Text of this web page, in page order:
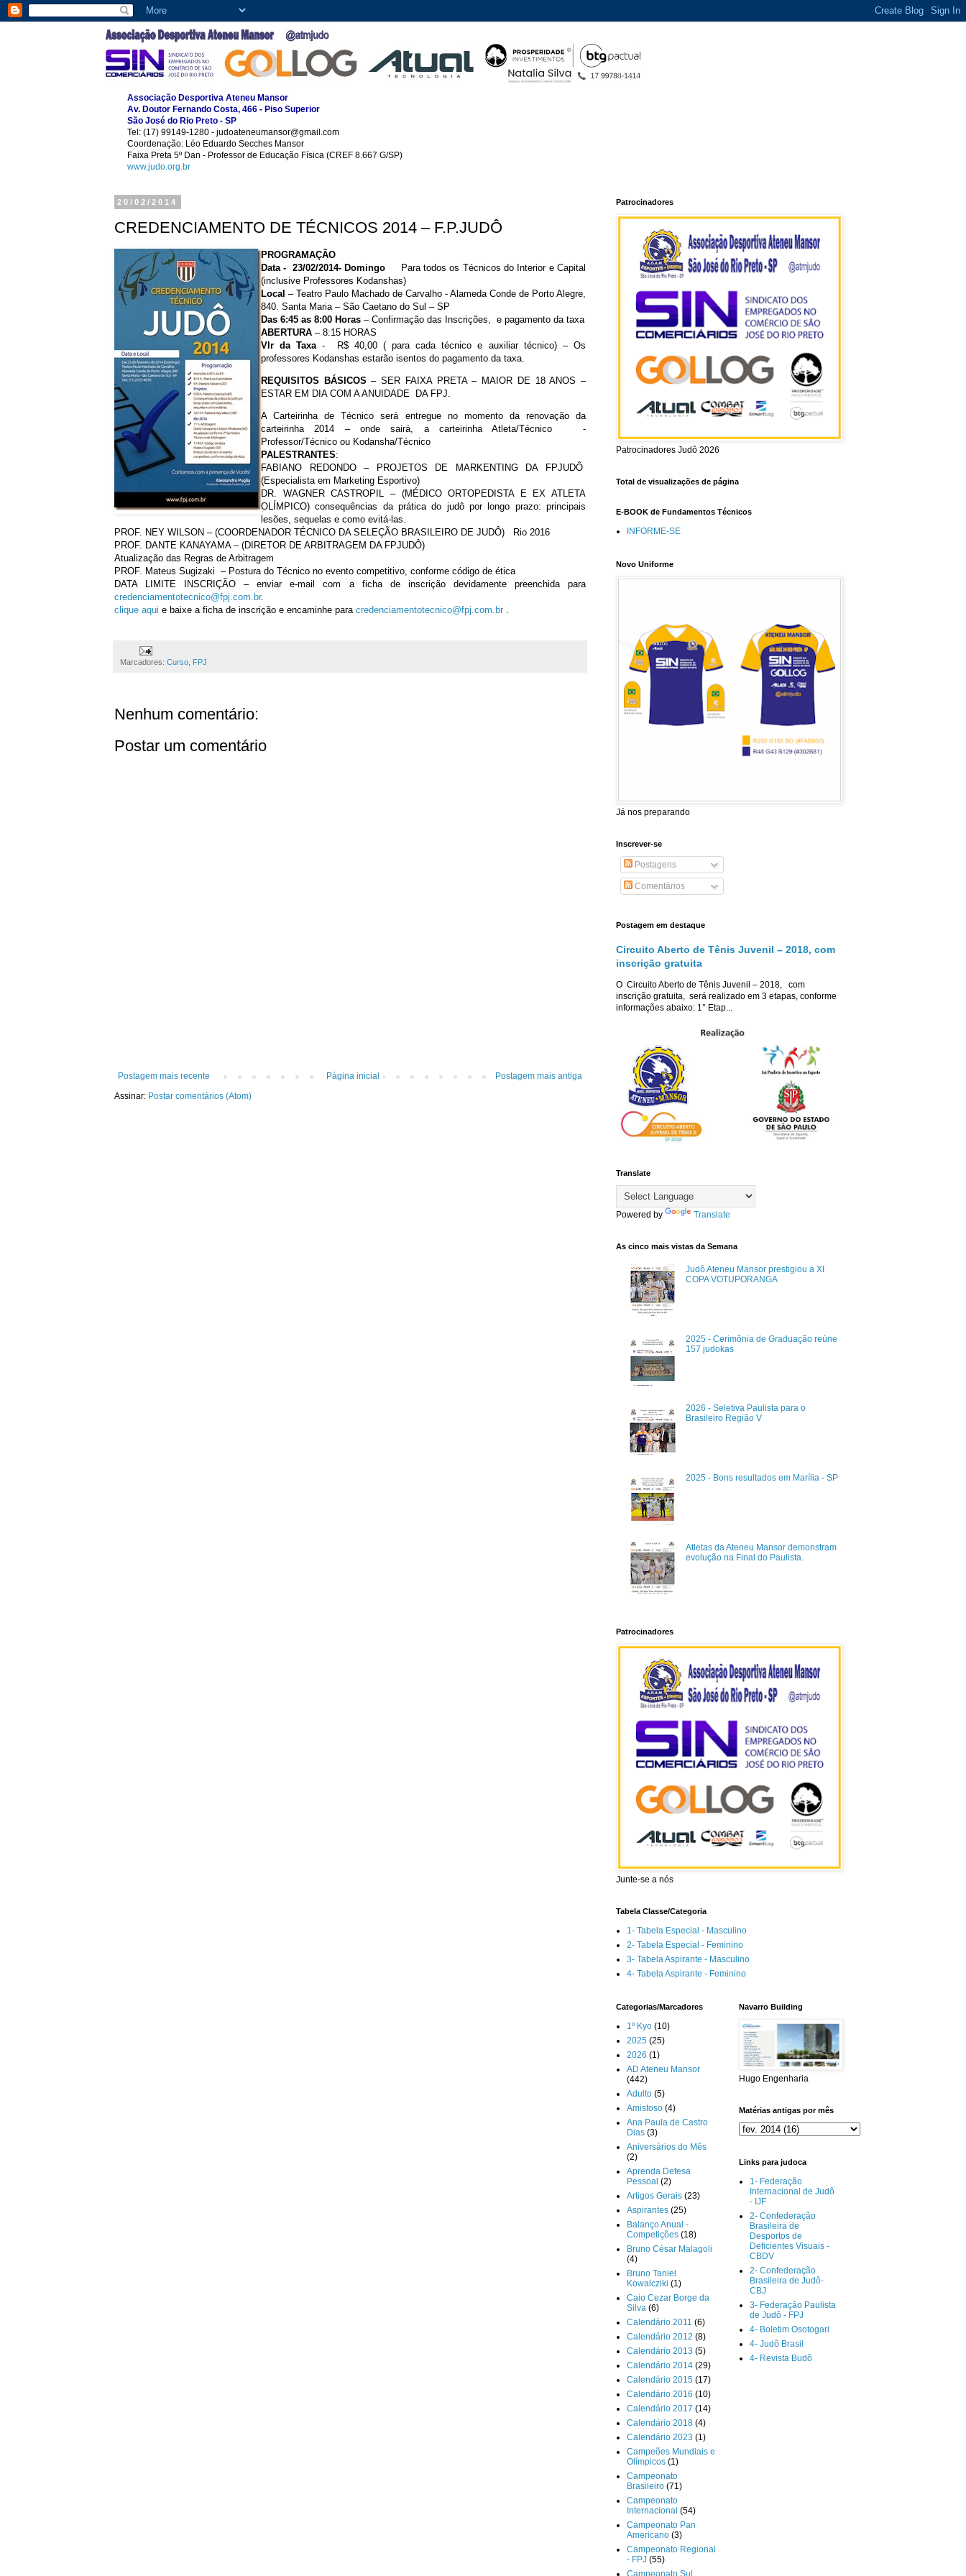
Associação Desportiva Ateneu Mansor
Av. Doutor Fernando Costa, 466 - Piso Superior
São José do Rio Preto - SP
Tel: (17) 99149-1280 - judoateneumansor@gmail.com
Coordenação: Léo Eduardo Secches Mansor
Faixa Preta 5º Dan - Professor de Educação Física (CREF 8.667 G/SP)
www.judo.org.br
20/02/2014
CREDENCIAMENTO DE TÉCNICOS 2014 – F.P.JUDÔ
PROGRAMAÇÃO
Data - 23/02/2014- Domingo Para todos os Técnicos do Interior e Capital
(inclusive Professores Kodanshas)
Local – Teatro Paulo Machado de Carvalho - Alameda Conde de Porto Alegre,
840. Santa Maria – São Caetano do Sul – SP
Das 6:45 as 8:00 Horas – Confirmação das Inscrições, e pagamento da taxa
ABERTURA – 8:15 HORAS
Vlr da Taxa - R$ 40,00 ( para cada técnico e auxiliar técnico) – Os
professores Kodanshas estarão isentos do pagamento da taxa.
REQUISITOS BÁSICOS– SER FAIXA PRETA – MAIOR DE 18 ANOS –
ESTAR EM DIA COM A ANUIDADE DA FPJ.
A Carteirinha de Técnico será entregue no momento da renovação da
carteirinha 2014 – onde sairá, a carteirinha Atleta/Técnico -
Professor/Técnico ou Kodansha/Técnico
PALESTRANTES:
FABIANO REDONDO – PROJETOS DE MARKENTING DA FPJUDÔ
(Especialista em Marketing Esportivo)
DR. WAGNER CASTROPIL – (MÉDICO ORTOPEDISTA E EX ATLETA
OLÍMPICO) consequências da prática do judô por longo prazo: principais
lesões, sequelas e como evitá-las.
PROF. NEY WILSON – (COORDENADOR TÉCNICO DA SELEÇÃO BRASILEIRO DE JUDÔ) Rio 2016
PROF. DANTE KANAYAMA – (DIRETOR DE ARBITRAGEM DA FPJUDÔ)
Atualização das Regras de Arbitragem
PROF. Mateus Sugizaki – Postura do Técnico no evento competitivo, conforme código de ética
DATA LIMITE INSCRIÇÃO – enviar e-mail com a ficha de inscrição devidamente preenchida para
credenciamentotecnico@fpj.com.br.
clique aqui e baixe a ficha de inscrição e encaminhe para credenciamentotecnico@fpj.com.br .
Marcadores: Curso FPJ
Nenhum comentário:
Postar um comentário
Postagem mais recente Postagem mais antiga
Página inicial
Assinar: Postar comentários (Atom)
Patrocinadores
Patrocinadores Judô 2026
Total de visualizações de página
E-BOOK de Fundamentos Técnicos
INFORME-SE
Novo Uniforme
Já nos preparando
Inscrever-se
Postagens
Comentários
Postagem em destaque
Circuito Aberto de Tênis Juvenil – 2018, com
inscrição gratuita
O Circuito Aberto de Tênis Juvenil – 2018, com
inscrição gratuita, será realizado em 3 etapas, conforme
informações abaixo: 1° Etap...
Translate
Powered by Translate
As cinco mais vistas da Semana
Judô Ateneu Mansor prestigiou a XI
COPA VOTUPORANGA
2025 - Cerimônia de Graduação reúne
157 judokas
2026 - Seletiva Paulista para o
Brasileiro Região V
2025 - Bons resultados em Marília - SP
Atletas da Ateneu Mansor demonstram
evolução na Final do Paulista.
Patrocinadores
Junte-se a nós
Tabela Classe/Categoria
1- Tabela Especial - Masculino
2- Tabela Especial - Feminino
3- Tabela Aspirante - Masculino
4- Tabela Aspirante - Feminino
Categorias/Marcadores
1º Kyo (10)
2025 (25)
2026 (1)
AD Ateneu Mansor
(442)
Adulto (5)
Amistoso (4)
Ana Paula de Castro
Dias (3)
Aniversários do Mês
(2)
Aprenda Defesa
Pessoal (2)
Artigos Gerais (23)
Aspirantes (25)
Balanço Anual -
Competições (18)
Bruno César Malagoli
(4)
Bruno Taniel
Kowalcziki (1)
Caio Cezar Borge da
Silva (6)
Calendário 2011 (6)
Calendário 2012 (8)
Calendário 2013 (5)
Calendário 2014 (29)
Calendário 2015 (17)
Calendário 2016 (10)
Calendário 2017 (14)
Calendário 2018 (4)
Calendário 2023 (1)
Campeões Mundiais e
Olímpicos (1)
Campeonato
Brasileiro (71)
Campeonato
Internacional (54)
Campeonato Pan
Americano (3)
Campeonato Regional
- FPJ (55)
Navarro Building
Hugo Engenharia
Matérias antigas por mês
Links para judoca
1- Federação
Internacional de Judô
- IJF
2- Confederação
Brasileira de
Desportos de
Deficientes Visuais -
CBDV
2- Confederação
Brasileira de Judô-
CBJ
3- Federação Paulista
de Judô - FPJ
4- Boletim Osotogari
4- Judô Brasil
4- Revista Budô